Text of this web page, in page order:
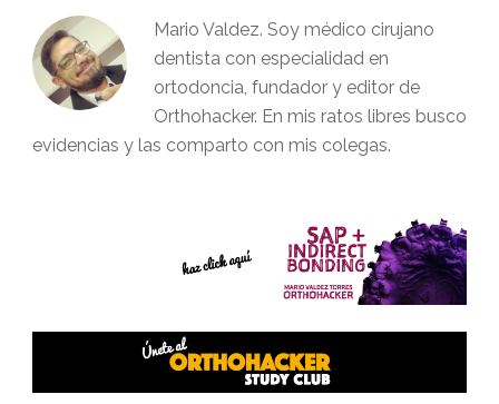
Mario Valdez. Soy médico cirujano
dentista con especialidad en
ortodoncia, fundador y editor de
Orthohacker. En mis ratos libres busco
evidencias y las comparto con mis colegas.